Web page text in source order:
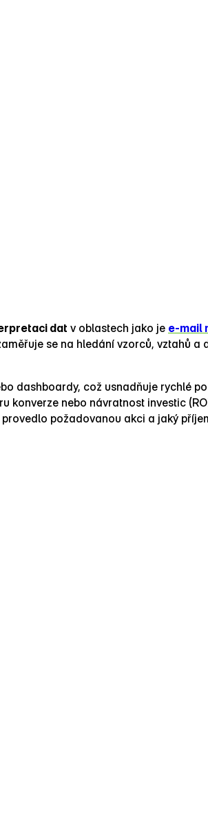
dat v oblastech jako je e‑mail
se na hledání vzorců, vztahů
dashboardy, což usnadňuje rychlé
nebo návratnost investic
požadovanou akci a jaký